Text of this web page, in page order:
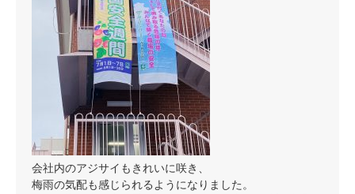
会社内のアジサイもきれいに咲き、
梅雨の気配も感じられるようになりました。